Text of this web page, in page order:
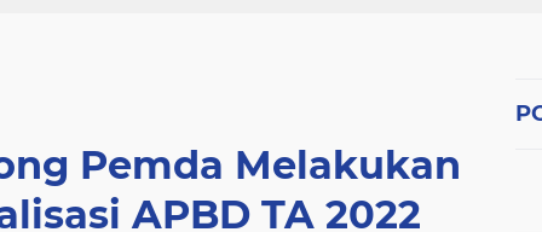
Pemda Melakukan
APBD TA 2022